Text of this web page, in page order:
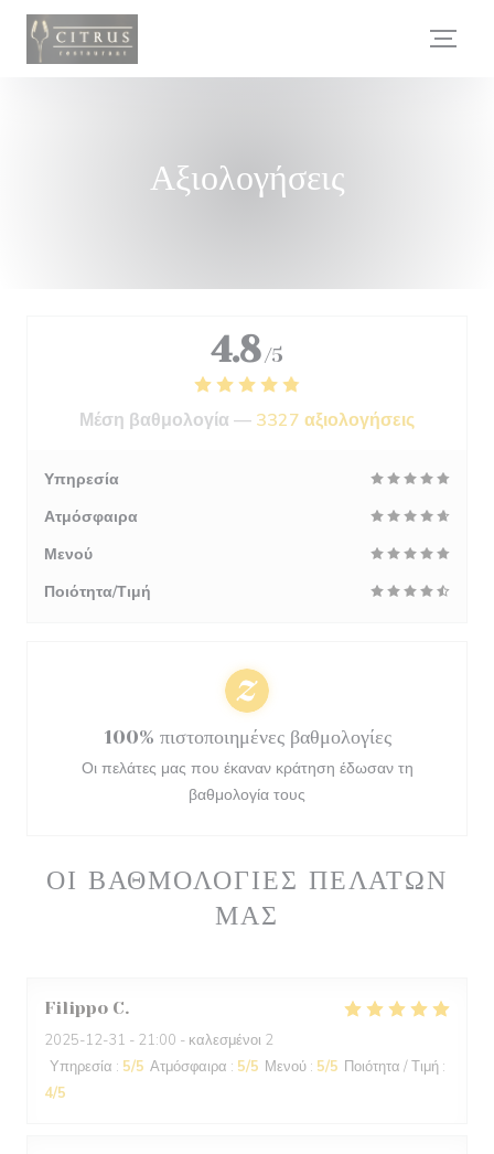
Πίνακας διαχείρισης "Μπισκότων" (Cookies)
Αξιολογήσεις
ΟΙ ΒΑΘΜΟΛΟΓΊΕΣ ΠΕΛΑΤΏΝ
ΜΑΣ
Filippo C
2025-12-31 - 21:00 - καλεσμένοι 2
Υπηρεσία : 5/5 Ατμόσφαιρα : 5/5 Μενού : 5/5 Ποιότητα / Τιμή :
4/5
4.8 /5
Μέση βαθμολογία — 3327 αξιολογήσεις
Υπηρεσία
Ατμόσφαιρα
Μενού
Ποιότητα/Τιμή
100% πιστοποιημένες βαθμολογίες
Οι πελάτες μας που έκαναν κράτηση έδωσαν τη
βαθμολογία τους